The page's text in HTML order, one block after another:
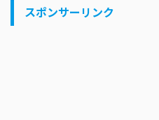
スポンサーリンク